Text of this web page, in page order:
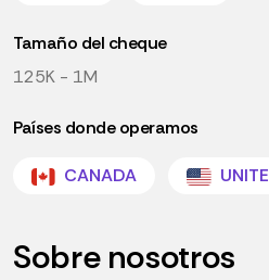
Tamaño del cheque
125K - 1M
Países donde operamos
CANADA
Sobre nosotros